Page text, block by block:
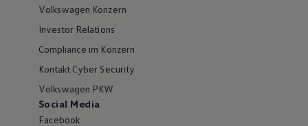
Volkswagen Konzern
Investor Relations
Compliance im Konzern
Kontakt Cyber Security
Volkswagen PKW
Social Media
Facebook